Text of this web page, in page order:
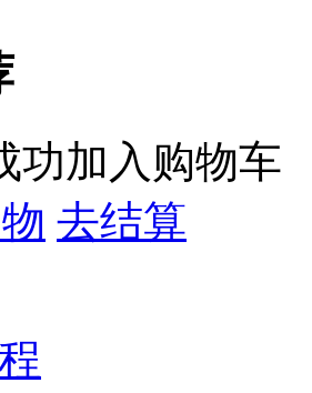
功加入购物车
去结算